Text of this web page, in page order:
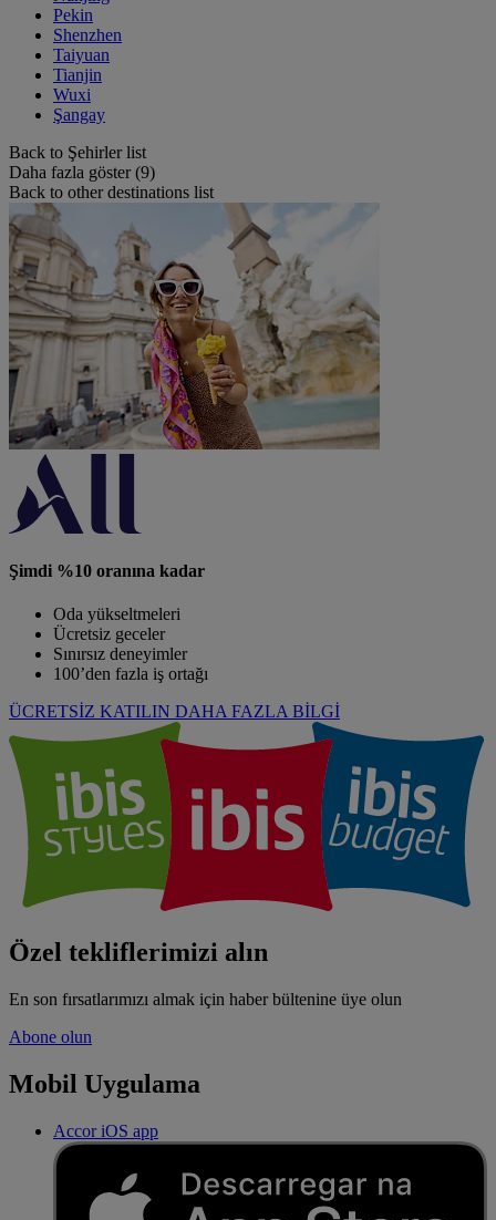
Pekin
Shenzhen
Taiyuan
Tianjin
Wuxi
Şangay
Back to Şehirler list
Daha fazla göster (9)
Back to other destinations list
Şimdi %10 oranına kadar
Oda yükseltmeleri
Ücretsiz geceler
Sınırsız deneyimler
100’den fazla iş ortağı
ÜCRETSİZ KATILIN DAHA FAZLA BİLGİ
Özel tekliflerimizi alın
En son fırsatlarımızı almak için haber bültenine üye olun
Abone olun
Mobil Uygulama
Accor iOS app